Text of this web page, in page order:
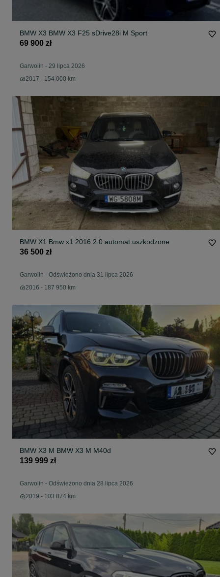
BMW X3 BMW X3 F25 sDrive28i M Sport
69 900 zł
Garwolin - 29 lipca 2026
2017 - 154 000 km
BMW X1 Bmw x1 2016 2.0 automat uszkodzone
36 500 zł
Garwolin - Odświeżono dnia 31 lipca 2026
2016 - 187 950 km
BMW X3 M BMW X3 M M40d
139 999 zł
Garwolin - Odświeżono dnia 28 lipca 2026
2019 - 103 874 km